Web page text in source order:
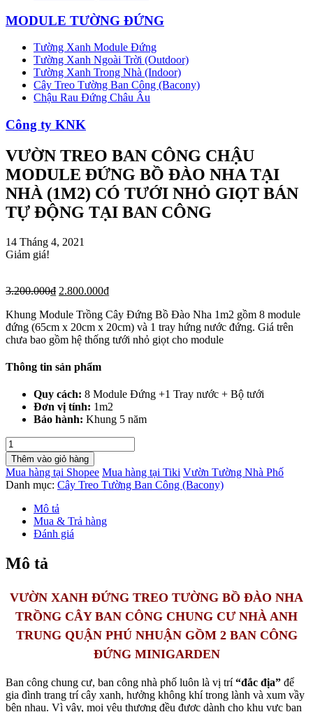
MODULE TƯỜNG ĐỨNG
Tường Xanh Module Đứng
Tường Xanh Ngoài Trời (Outdoor)
Tường Xanh Trong Nhà (Indoor)
Cây Treo Tường Ban Công (Bacony)
Chậu Rau Đứng Châu Âu
Công ty KNK
VƯỜN TREO BAN CÔNG CHẬU
MODULE ĐỨNG BỒ ĐÀO NHA TẠI
NHÀ (1M2) CÓ TƯỚI NHỎ GIỌT BÁN
TỰ ĐỘNG TẠI BAN CÔNG
14 Tháng 4, 2021
Giảm giá!
3.200.000₫ 2.800.000₫
Khung Module Trồng Cây Đứng Bồ Đào Nha 1m2 gồm 8 module
đứng (65cm x 20cm x 20cm) và 1 tray hứng nước đứng. Giá trên
chưa bao gồm hệ thống tưới nhỏ giọt cho module
Thông tin sản phẩm
Quy cách: 8 Module Đứng +1 Tray nước + Bộ tưới
Đơn vị tính: 1m2
Bảo hành: Khung 5 năm
VƯỜN
TREO
BAN
CÔNG
CHẬU
MODULE
ĐỨNG
NHA
TẠI
(1M2)
CÓ
TƯỚI
NHỎ
GIỌT
ĐỘNG
TẠI
BAN
Thêm vào giỏ hàng
Mua hàng tại Shopee Mua hàng tại Tiki Vườn Tường Nhà Phố
Danh mục: Cây Treo Tường Ban Công (Bacony)
Mô tả
Mua & Trả hàng
Đánh giá
Mô tả
VƯỜN XANH ĐỨNG TREO TƯỜNG BỒ ĐÀO NHA
TRỒNG CÂY BAN CÔNG CHUNG CƯ NHÀ ANH
TRUNG QUẬN PHÚ NHUẬN GỒM 2 BAN CÔNG
ĐỨNG MINIGARDEN
Ban công chung cư, ban công nhà phố luôn là vị trí“đắc địa” để
gia đình trang trí cây xanh, hưởng không khí trong lành và xum vầy
bên nhau. Vì vậy, mọi yêu thương đều được dành cho khu vực ban